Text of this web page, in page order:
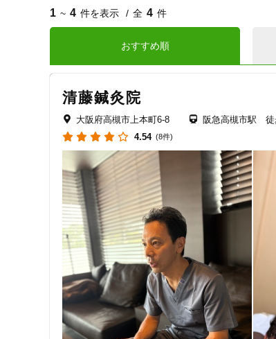
1 ~ 4 件を表示 全 4 件
おすすめ順
清藤鍼灸院
大阪府高槻市上本町6-8 阪急高槻市駅 徒
4.54 (8件)